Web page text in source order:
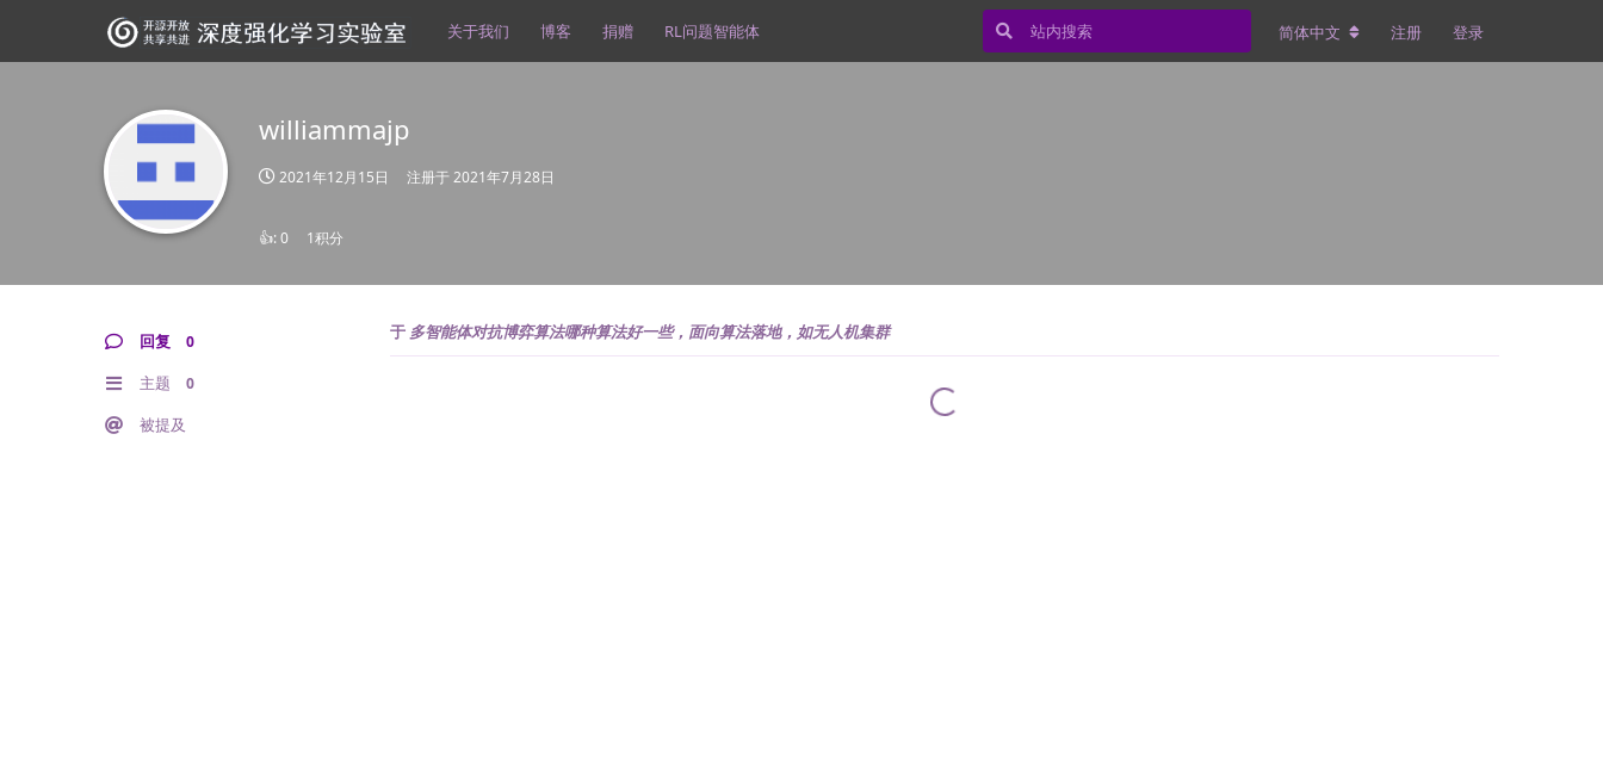
关于我们 博客 捐赠 RL问题智能体 简体中文 注册 登录
williammajp
2021年12月15日 注册于2021年7月28日
👍: 0 1积分
回复 0
主题 0
被提及
于 多智能体对抗博弈算法哪种算法好一些，面向算法落地，如无人机集群